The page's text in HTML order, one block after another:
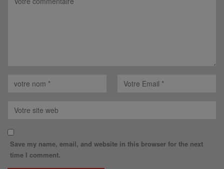
Save my name, email, and website in this browser for the next
time I comment.